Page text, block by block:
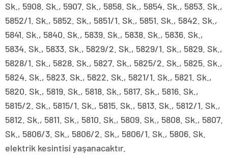
Sk., 5908. Sk., 5907. Sk., 5858. Sk., 5854. Sk., 5853. Sk.,
5852/1. Sk., 5852. Sk., 5851/1. Sk., 5851. Sk., 5842. Sk.,
5841. Sk., 5840. Sk., 5839. Sk., 5838. Sk., 5836. Sk.,
5834. Sk., 5833. Sk., 5829/2. Sk., 5829/1. Sk., 5829. Sk.,
5828/1. Sk., 5828. Sk., 5827. Sk., 5825/2. Sk., 5825. Sk.,
5824. Sk., 5823. Sk., 5822. Sk., 5821/1. Sk., 5821. Sk.,
5820. Sk., 5819. Sk., 5818. Sk., 5817. Sk., 5816. Sk.,
5815/2. Sk., 5815/1. Sk., 5815. Sk., 5813. Sk., 5812/1. Sk.,
5812. Sk., 5811. Sk., 5810. Sk., 5809. Sk., 5808. Sk., 5807.
Sk., 5806/3. Sk., 5806/2. Sk., 5806/1. Sk., 5806. Sk.
elektrik kesintisi yaşanacaktır.